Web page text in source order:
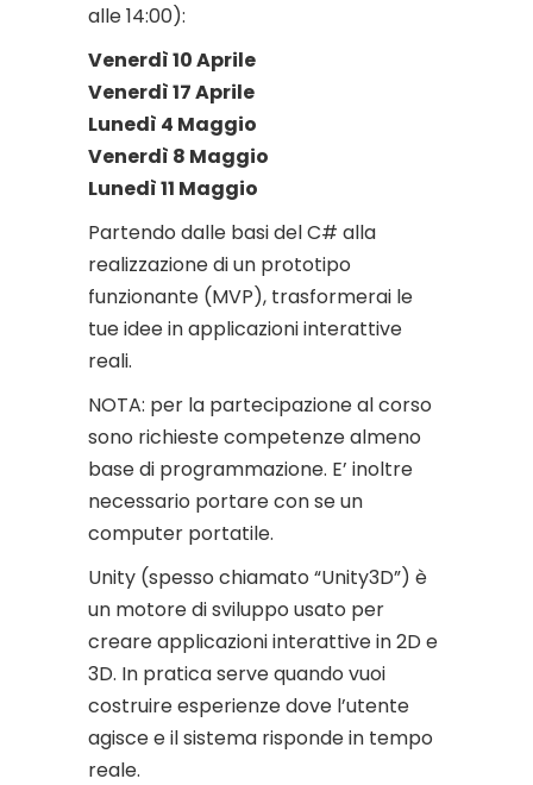
alle 14:00):
Venerdì 10 Aprile
Venerdì 17 Aprile
Lunedì 4 Maggio
Venerdì 8 Maggio
Lunedì 11 Maggio
Partendo dalle basi del C# alla
realizzazione di un prototipo
funzionante (MVP), trasformerai le
tue idee in applicazioni interattive
reali.
NOTA: per la partecipazione al corso
sono richieste competenze almeno
base di programmazione. E’ inoltre
necessario portare con se un
computer portatile.
Unity (spesso chiamato “Unity3D”) è
un motore di sviluppo usato per
creare applicazioni interattive in 2D e
3D. In pratica serve quando vuoi
costruire esperienze dove l’utente
agisce e il sistema risponde in tempo
reale.